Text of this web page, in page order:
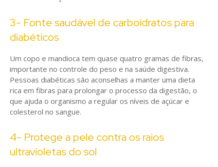
3- Fonte saudável de carboidratos para
diabéticos
Um copo e mandioca tem quase quatro gramas de fibras,
importante no controle do peso e na saúde digestiva.
Pessoas diabéticas são aconselhas a manter uma dieta
rica em fibras para prolongar o processo da digestão, o
que ajuda o organismo a regular os níveis de açúcar e
colesterol no sangue.
4- Protege a pele contra os raios
ultravioletas do sol